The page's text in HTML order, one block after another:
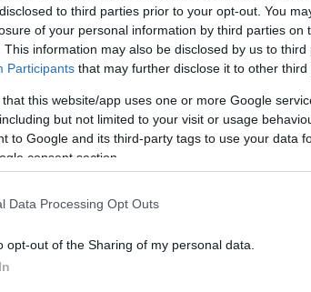
to third parties prior to your opt-out. You
of your personal information by third parties on
This information may also be disclosed by us to
Participants that may further disclose it to other third
that this website/app uses one or more Google
but not limited to your visit or usage
to Google and its third-party tags to use your data
consent section.
Data Processing Opt Outs
opt-out of the Sharing of my personal data.
ábrándozott arról, hogy egyszer ő is
rádöbbent, hogy ennek
az álomból mégis valóság
egy reklámfilmforgatás
kipróbálhatta magát, de úgy érzi: a
volna hatalmas tüll tütüben
megcsörrent a telefon, és a
Szülinaptündér lehet néhány kisfilm
árakkal" szeretné
mondott!